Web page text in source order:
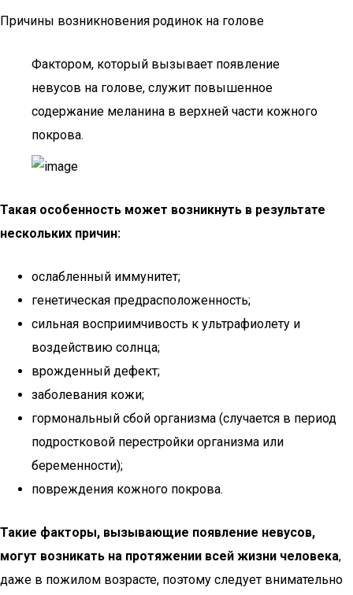
Причины возникновения родинок на голове
Фактором, который вызывает появление
невусов на голове, служит повышенное
содержание меланина в верхней части кожного
покрова.
Такая особенность может возникнуть в результате
нескольких причин:
ослабленный иммунитет;
генетическая предрасположенность;
сильная восприимчивость к ультрафиолету и
воздействию солнца;
врожденный дефект;
заболевания кожи;
гормональный сбой организма (случается в период
подростковой перестройки организма или
беременности);
повреждения кожного покрова.
Такие факторы, вызывающие появление невусов,
могут возникать на протяжении всей жизни человека,
даже в пожилом возрасте, поэтому следует внимательно